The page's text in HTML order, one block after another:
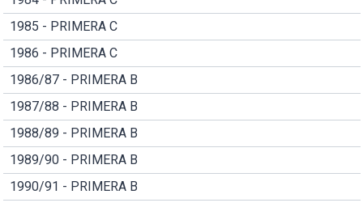
1985 - PRIMERA C
1986 - PRIMERA C
1986/87 - PRIMERA B
1987/88 - PRIMERA B
1988/89 - PRIMERA B
1989/90 - PRIMERA B
1990/91 - PRIMERA B